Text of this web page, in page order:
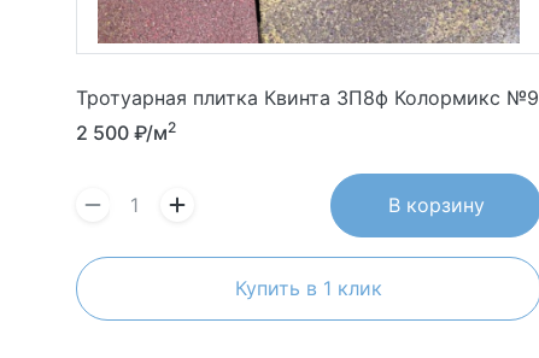
Тротуарная плитка Квинта 3П8ф Колормикс №9
2 500 ₽/м2
В корзину
Купить в 1 клик